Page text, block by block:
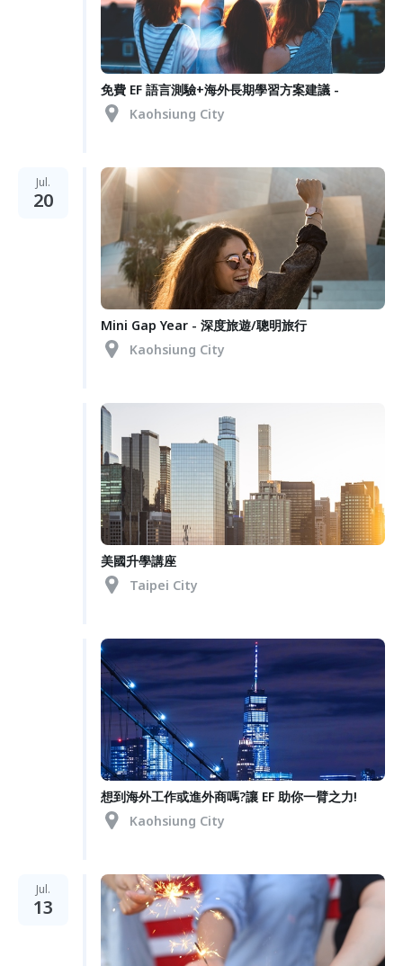
免費 EF 語言測驗+海外長期學習方案建議 -
Kaohsiung City
Jul.
20
Mini Gap Year - 深度旅遊/聰明旅行
Kaohsiung City
美國升學講座
Taipei City
想到海外工作或進外商嗎?讓 EF 助你一臂之力!
Kaohsiung City
Jul.
13